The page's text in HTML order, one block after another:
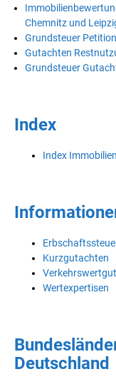
Chemnitz und
Grundsteuer
Gutachten
Grundsteuer
Index
Index
Kurzgutachten
Wertexpertisen
Deutschland